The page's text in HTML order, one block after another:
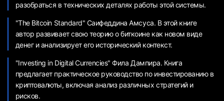
разобраться в технических деталях работы этой системы.
"The Bitcoin Standard" Саифеддина Амсуса. В этой книге
автор развивает свою теорию о биткоине как новом виде
денег и анализирует его исторический контекст.
"Investing in Digital Currencies" Фила Дампира. Книга
предлагает практическое руководство по инвестированию в
криптовалюты, включая анализ различных стратегий и
рисков.